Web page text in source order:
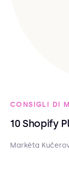
CONSIGLI DI
10 Shopify
Markéta